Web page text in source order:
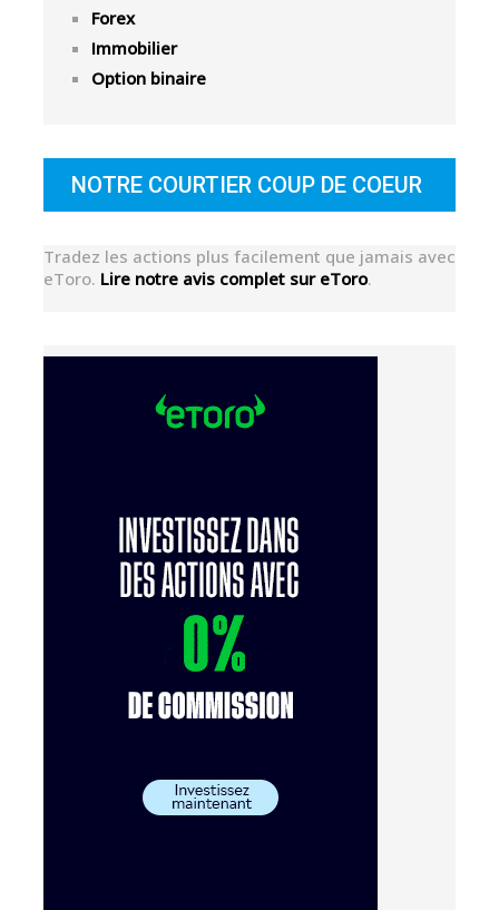
Forex
Immobilier
Option binaire
NOTRE COURTIER COUP DE COEUR
Tradez les actions plus facilement que jamais avec
eToro. Lire notre avis complet sur eToro.